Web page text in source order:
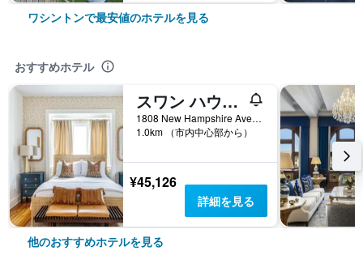
ワシントンで最安値のホテルを見る
おすすめホテル
スワン ハウス ヒストリック デュポン サークル イン
1808 New Hampshire Avenue Northwest, ワシントン, DC, アメリカ合衆国
1.0km （市内中心部から）
¥45,126
詳細を見る
他のおすすめホテルを見る